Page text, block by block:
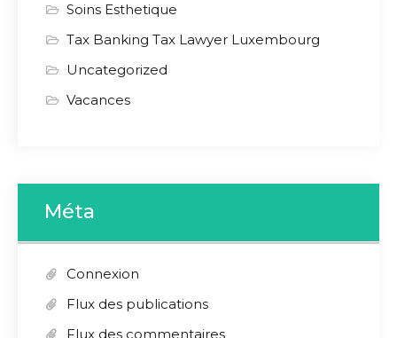
Soins Esthetique
Tax Banking Tax Lawyer Luxembourg
Uncategorized
Vacances
Méta
Connexion
Flux des publications
Flux des commentaires